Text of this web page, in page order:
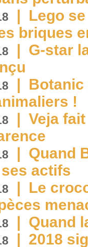
| Lego
briques
| G-star
| Botanic
!
| Veja
| Quand
actifs
| Le
| Quand
| 2018